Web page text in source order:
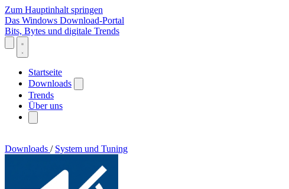
Zum Hauptinhalt springen
Das Windows Download-Portal
Bits, Bytes und digitale Trends
Startseite
Downloads
Trends
Über uns
Downloads / System und Tuning